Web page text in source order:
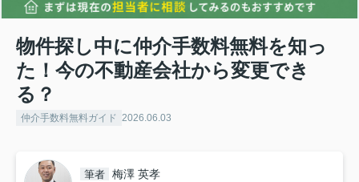
物件探し中に仲介手数料無料を知っ
た！今の不動産会社から変更でき
る？
仲介手数料無料ガイド 2026.06.03
筆者 梅澤 英孝